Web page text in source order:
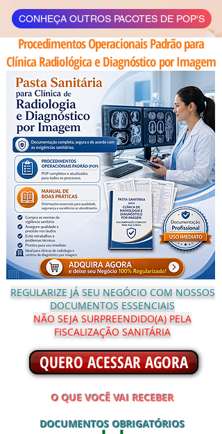
CONHEÇA OUTROS PACOTES DE POP'S
Procedimentos Operacionais Padrão para
Clínica Radiológica e Diagnóstico por Imagem
REGULARIZE JÁ SEU NEGÓCIO COM NOSSOS
DOCUMENTOS ESSENCIAIS
NÃO SEJA SURPREENDIDO(A) PELA
FISCALIZAÇÃO SANITÁRIA
O QUE VOCÊ VAI RECEBER
DOCUMENTOS OBRIGATÓRIOS
QUERO ACESSAR AGORA